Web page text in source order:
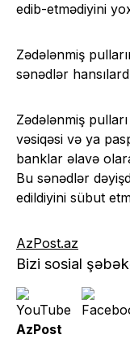
edib-etmədiyini
Zədələnmiş
sənədlər
Zədələnmiş
vəsiqəsi və ya
banklar əlavə
Bu sənədlər
edildiyini sübut
AzPost.az
Bizi sosial
AzPost